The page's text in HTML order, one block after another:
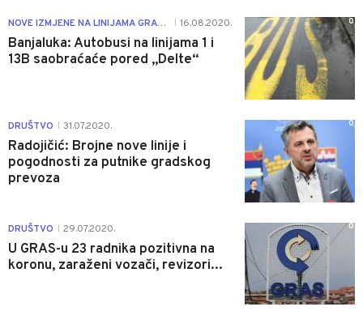
NOVE IZMJENE NA LINIJAMA GRADSKOG PREVOZA 16.08.2020.
Banjaluka: Autobusi na linijama 1 i
13B saobraćaće pored „Delte“
0
DRUŠTVO 31.07.2020.
Radojičić: Brojne nove linije i
pogodnosti za putnike gradskog
prevoza
0
DRUŠTVO 29.07.2020.
U GRAS-u 23 radnika pozitivna na
koronu, zaraženi vozači, revizori...
0